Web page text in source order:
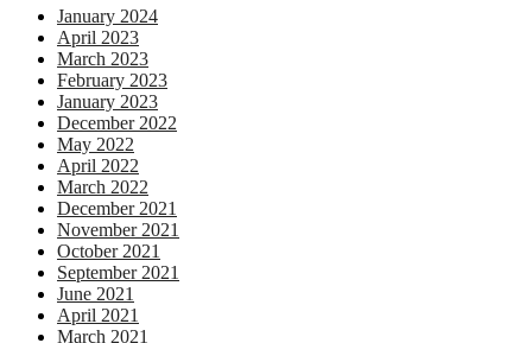
January 2024
April 2023
March 2023
February 2023
January 2023
December 2022
May 2022
April 2022
March 2022
December 2021
November 2021
October 2021
September 2021
June 2021
April 2021
March 2021